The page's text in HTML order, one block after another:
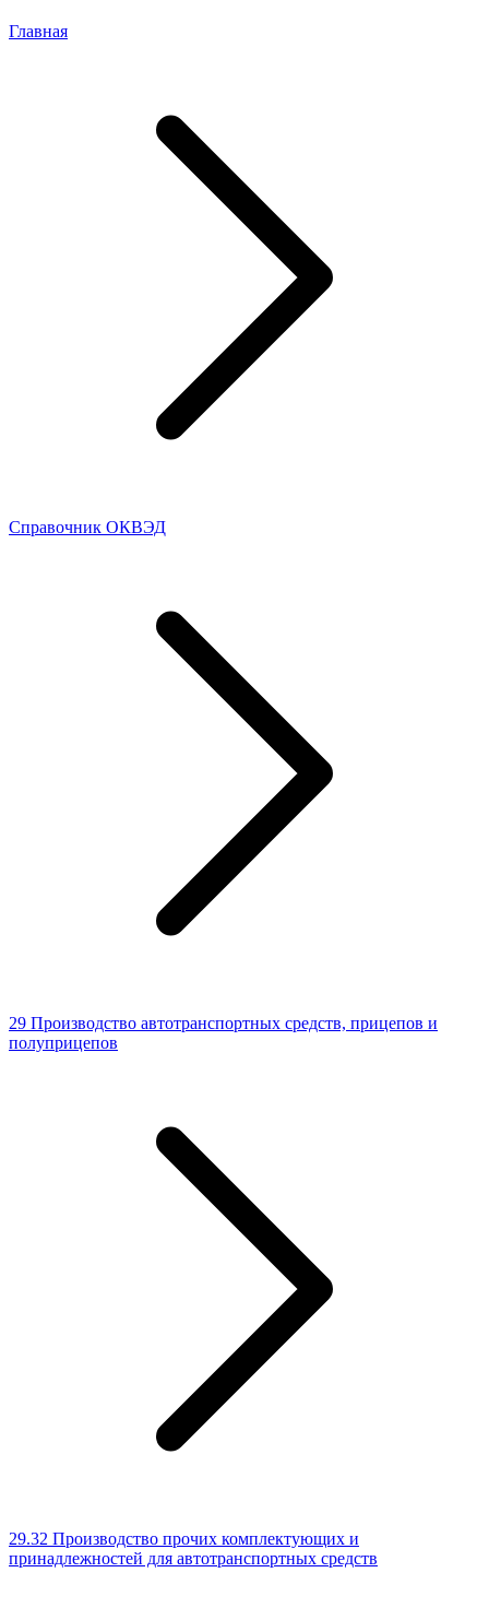
Главная
Справочник ОКВЭД
29 Производство автотранспортных средств, прицепов и
полуприцепов
29.32 Производство прочих комплектующих и
принадлежностей для автотранспортных средств